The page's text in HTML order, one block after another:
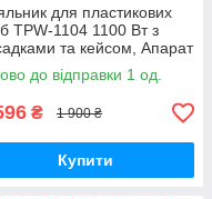
для пластикових
TPW-1104 1100 Вт з
та кейсом, Апарат
зварювання пластикових
до відправки 1 од.
₴ 1 900 ₴
Купити